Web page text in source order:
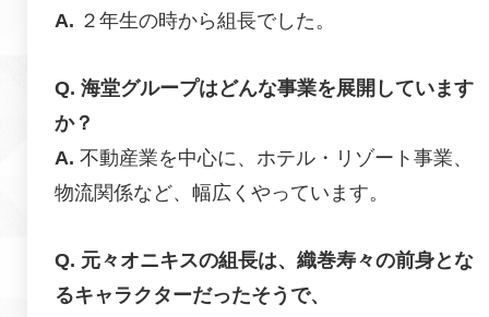
２年生の時から組長でした。
海堂グループはどんな事業を展開しています
か？
不動産業を中心に、ホテル・リゾート事業、
物流関係など、幅広くやっています。
元々オニキスの組長は、織巻寿々の前身とな
るキャラクターだったそうで、